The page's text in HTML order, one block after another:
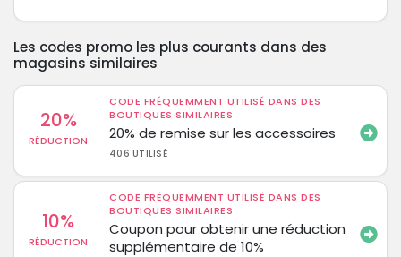
Les codes promo les plus courants dans des
magasins similaires
20%
RÉDUCTION
CODE FRÉQUEMMENT UTILISÉ DANS DES
BOUTIQUES SIMILAIRES
20% de remise sur les accessoires
406 UTILISÉ
10%
RÉDUCTION
CODE FRÉQUEMMENT UTILISÉ DANS DES
BOUTIQUES SIMILAIRES
Coupon pour obtenir une réduction
supplémentaire de 10%